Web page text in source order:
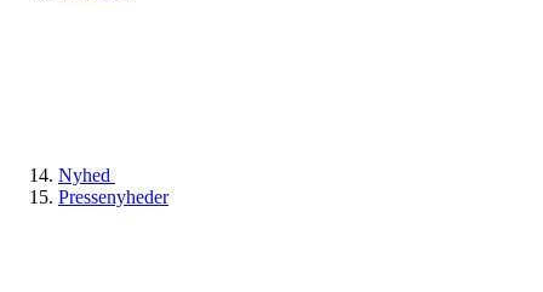
Nyhed
Pressenyheder